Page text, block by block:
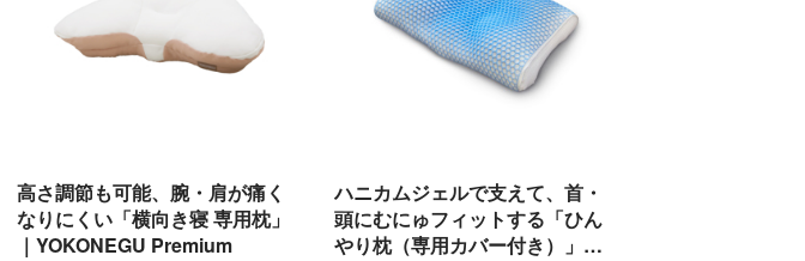
ひんやり今治タオル、生き返る〜 最後のひと口までキンキン
ファッション／小物
ビジネス／小物
枕・小物
すべて
肌・髪ケア
バスグッズ
すべて
ドリンク
フード
すべて
旅行
アウトドア
仕事へGO
好き・・にどっぷり
高さ調節も可能、腕・肩が痛く
なりにくい「横向き寝 専用枕」
｜YOKONEGU Premium
ハニカムジェルで支えて、首・
頭にむにゅフィットする「ひん
やり枕（専用カバー付き）」…